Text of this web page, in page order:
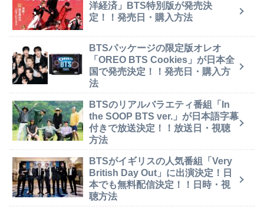
洋経済」BTS特別版が発売決
定！！発売日・購入方法
BTSパッケージの限定版オレオ
「OREO BTS Cookies」が日本全
国で発売決定！！発売日・購入方
法
BTSのリアルバラエティ番組「In
the SOOP BTS ver.」が日本語字幕
付きで放送決定！！放送日・視聴
方法
BTSがイギリスの人気番組「Very
British Day Out」に出演決定！日
本でも無料配信決定！！日時・視
聴方法